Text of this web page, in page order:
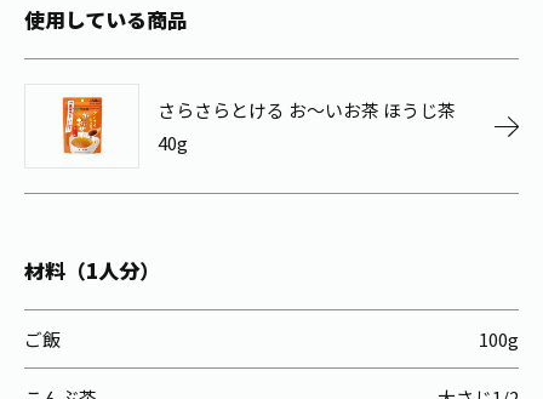
お茶の妖精
伊藤園レディス
健康体
使用している商品
さらさらとける お～いお茶 ほうじ茶
40g
材料（1人分）
ご飯 100g